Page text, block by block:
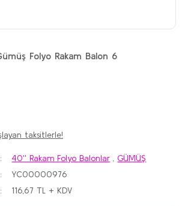
Folyo Rakam Balon 6
taksitlerle!
40'' Rakam Folyo Balonlar
GÜMÜŞ
YC00000976
116,67 TL + KDV